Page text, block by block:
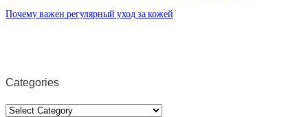
Почему важен регулярный уход за кожей
Categories
Categories